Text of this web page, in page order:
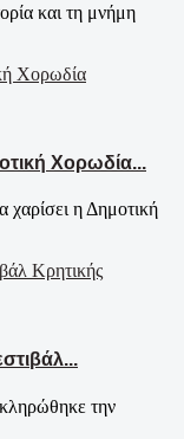
και τη μνήμη
Χορωδία...
χαρίσει η Δημοτική
την